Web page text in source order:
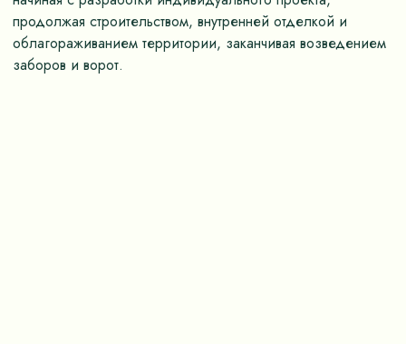
продолжая строительством, внутренней отделкой и
облагораживанием территории, заканчивая возведением
заборов и ворот.